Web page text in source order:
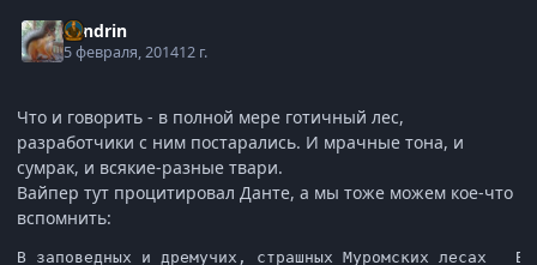
Sandrin
5 февраля, 201412 г.
Что и говорить - в полной мере готичный лес,
разработчики с ним постарались. И мрачные тона, и
сумрак, и всякие-разные твари.
Вайпер тут процитировал Данте, а мы тоже можем кое-что
вспомнить: